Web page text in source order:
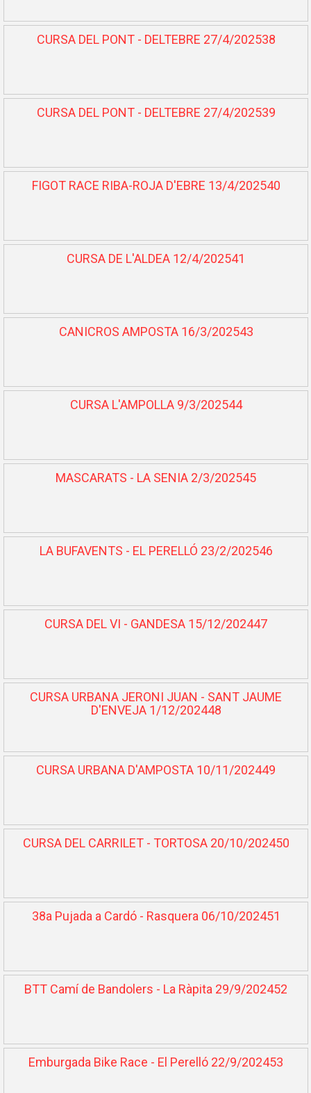
CURSA DEL PONT - DELTEBRE 27/4/202538
CURSA DEL PONT - DELTEBRE 27/4/202539
FIGOT RACE RIBA-ROJA D'EBRE 13/4/202540
CURSA DE L'ALDEA 12/4/202541
CANICROS AMPOSTA 16/3/202543
CURSA L'AMPOLLA 9/3/202544
MASCARATS - LA SENIA 2/3/202545
LA BUFAVENTS - EL PERELLÓ 23/2/202546
CURSA DEL VI - GANDESA 15/12/202447
CURSA URBANA JERONI JUAN - SANT JAUME
D'ENVEJA 1/12/202448
CURSA URBANA D'AMPOSTA 10/11/202449
CURSA DEL CARRILET - TORTOSA 20/10/202450
38a Pujada a Cardó - Rasquera 06/10/202451
BTT Camí de Bandolers - La Ràpita 29/9/202452
Emburgada Bike Race - El Perelló 22/9/202453